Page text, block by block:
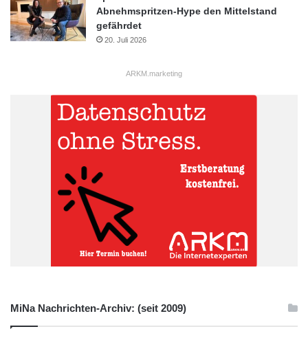
Abnehmspritzen-Hype den Mittelstand
gefährdet
20. Juli 2026
ARKM.marketing
MiNa Nachrichten-Archiv: (seit 2009)